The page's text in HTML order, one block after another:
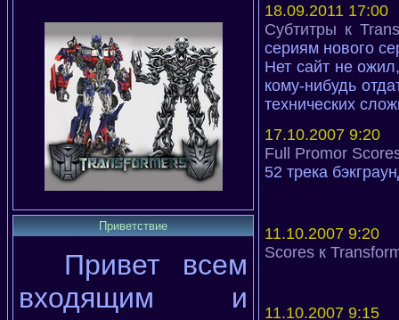
18.09.2011 17:00
Субтитры к
сериям нового
Нет сайт не
кому-нибудь
технических
17.10.2007 9:20
Full Promor
52 трека
11.10.2007 9:20
Scores к
11.10.2007 9:15
Приветствие
Привет всем
входящим и